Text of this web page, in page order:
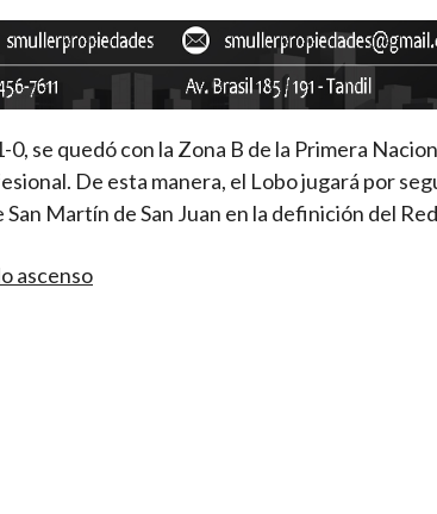
se quedó con la Zona B de la Primera
De esta manera, el Lobo jugará por
Martín de San Juan en la definición del
ascenso